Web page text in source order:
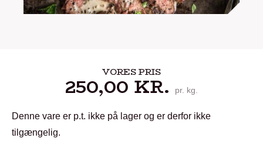
VORES PRIS
250,00 KR. pr. kg.
Denne vare er p.t. ikke på lager og er derfor ikke
tilgængelig.